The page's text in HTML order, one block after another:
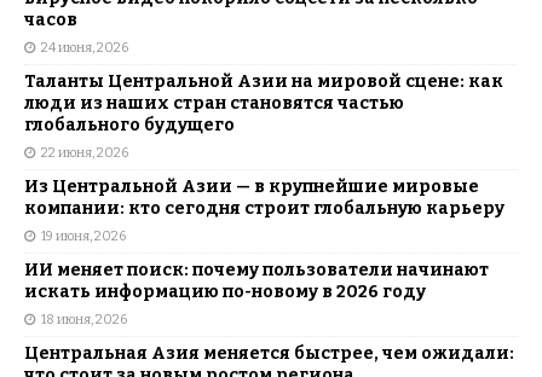
часов
24 июня, 2026
Таланты Центральной Азии на мировой сцене: как
люди из наших стран становятся частью
глобального будущего
22 июня, 2026
Из Центральной Азии — в крупнейшие мировые
компании: кто сегодня строит глобальную карьеру
19 июня, 2026
ИИ меняет поиск: почему пользователи начинают
искать информацию по-новому в 2026 году
18 июня, 2026
Центральная Азия меняется быстрее, чем ожидали: